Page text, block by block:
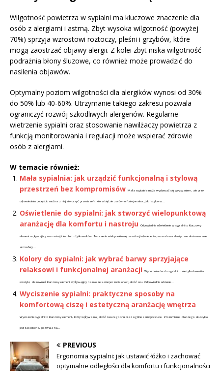
Wilgotność powietrza w sypialni ma kluczowe znaczenie dla
osób z alergiami i astmą. Zbyt wysoka wilgotność (powyżej
70%) sprzyja wzrostowi roztoczy, pleśni i grzybów, które
mogą zaostrzać objawy alergii. Z kolei zbyt niska wilgotność
podrażnia błony śluzowe, co również może prowadzić do
nasilenia objawów.
Optymalny poziom wilgotności dla alergików wynosi od 30%
do 50% lub 40-60%. Utrzymanie takiego zakresu pozwala
ograniczyć rozwój szkodliwych alergenów. Regularne
wietrzenie sypialni oraz stosowanie nawilżaczy powietrza z
funkcją monitorowania i regulacji może wspierać zdrowie
osób z alergiami.
W temacie również:
Mała sypialnia: jak urządzić funkcjonalną i stylową
przestrzeń bez kompromisów Mała sypialnia może wydawać się wyzwaniem, ale przy
odpowiednim podejściu można z niej stworzyć przestrzeń, która będzie zarówno funkcjonalna, jak i stylowa....
Oświetlenie do sypialni: jak stworzyć wielopunktową
aranżację dla komfortu i nastroju
Odpowiednie oświetlenie w sypialni to kluczowy
element wpływający na nastrój i komfort użytkowników. Tworzenie wielopunktowej aranżacji oświetlenia pozwala na elastyczne dostosowanie
atmosfery...
Kolory do sypialni: jak wybrać barwy sprzyjające
relaksowi i funkcjonalnej aranżacji
Wybór kolorów do sypialni to nie tylko kwestia
estetyki, ale również kluczowy element wpływający na nasze samopoczucie oraz jakość snu. Odpowiednie odcienie...
Wyciszenie sypialni: praktyczne sposoby na
komfortową ciszę i estetyczną aranżację wnętrza
Wyciszenie sypialni to kluczowy element, który wpływa na jakość naszego snu oraz ogólne samopoczucie. Zrozumienie, dlaczego akustyka
jest tak istotna, pozwala na...
PREVIOUS
Ergonomia sypialni: jak ustawić łóżko i zachować
optymalne odległości dla komfortu i funkcjonalności